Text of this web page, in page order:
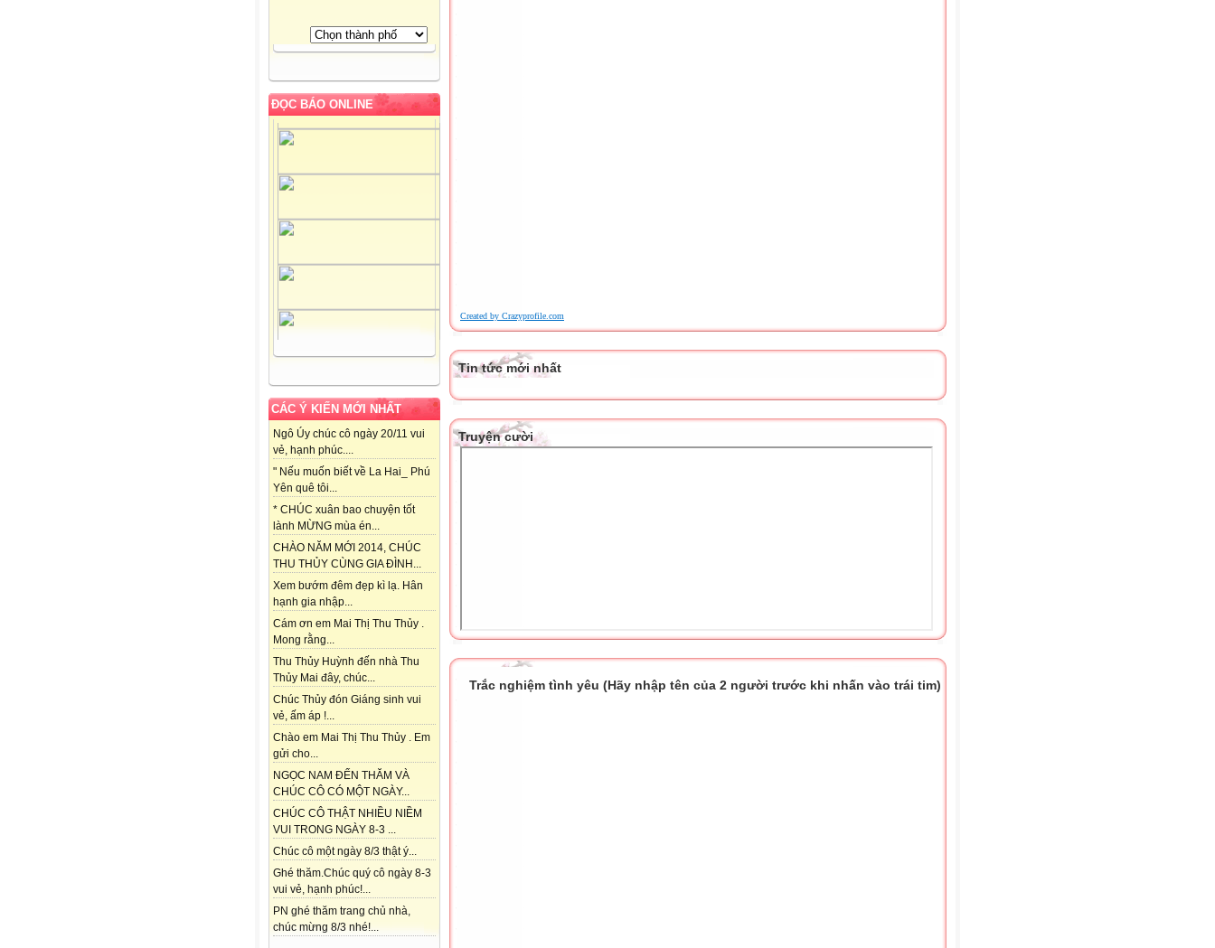
ĐỌC BÁO ONLINE
CÁC Ý KIẾN MỚI NHẤT
Ngô Úy chúc cô ngày 20/11 vui
vẻ, hạnh phúc....
" Nếu muốn biết về La Hai_ Phú
Yên quê tôi...
* CHÚC xuân bao chuyện tốt
lành MỪNG mùa én...
CHÀO NĂM MỚI 2014, CHÚC
THU THỦY CÙNG GIA ĐÌNH...
Xem bướm đêm đẹp kì lạ. Hân
hạnh gia nhập...
Cám ơn em Mai Thị Thu Thủy .
Mong rằng...
Thu Thủy Huỳnh đến nhà Thu
Thủy Mai đây, chúc...
Chúc Thủy đón Giáng sinh vui
vẻ, ấm áp !...
Chào em Mai Thị Thu Thủy . Em
gửi cho...
NGỌC NAM ĐẾN THĂM VÀ
CHÚC CÔ CÓ MỘT NGÀY...
CHÚC CÔ THẬT NHIỀU NIỀM
VUI TRONG NGÀY 8-3 ...
Chúc cô một ngày 8/3 thật ý...
Ghé thăm.Chúc quý cô ngày 8-3
vui vẻ, hạnh phúc!...
PN ghé thăm trang chủ nhà,
chúc mừng 8/3 nhé!...
Created by Crazyprofile.com
Tin tức mới nhất
Truyện cười
Trắc nghiệm tình yêu (Hãy nhập tên của 2 người trước khi nhấn vào trái tim)